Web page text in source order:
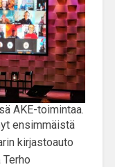
AKE-toimintaa.
ensimmäistä
kirjastoauto